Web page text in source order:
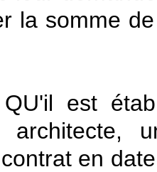
la somme
QU'il est
architecte,
en